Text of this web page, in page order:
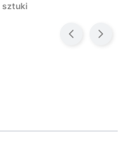
sztuki